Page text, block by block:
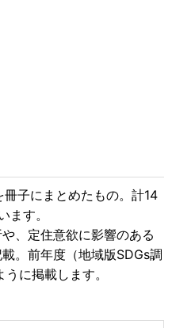
子にまとめたもの。計14
ます。
、定住意欲に影響のある
。前年度（地域版SDGs調
に掲載します。